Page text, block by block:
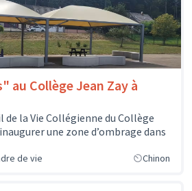
au Collège Jean Zay à
de la Vie Collégienne du Collège
une zone d’ombrage dans
de vie Chinon